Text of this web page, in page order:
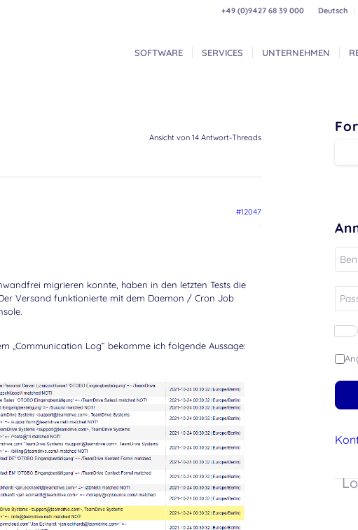
Deutsch
+49 (0)9427 68 39 000
SOFTWARE SERVICES UNTERNEHMEN
Ansicht von 14 Antwort-Threads
#12047
migrieren konnte, haben in den letzten Tests die
Versand funktionierte mit dem Daemon / Cron Job
„Communication Log“ bekomme ich folgende Aussage: